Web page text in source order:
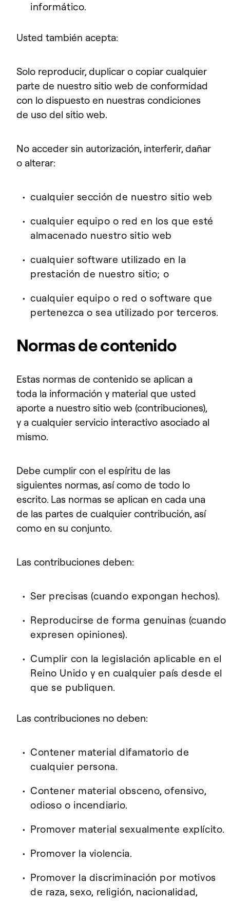
informático.
Usted también acepta:
Solo reproducir, duplicar o copiar cualquier
parte de nuestro sitio web de conformidad
con lo dispuesto en nuestras condiciones
de uso del sitio web.
No acceder sin autorización, interferir, dañar
o alterar:
cualquier sección de nuestro sitio web
cualquier equipo o red en los que esté
almacenado nuestro sitio web
cualquier software utilizado en la
prestación de nuestro sitio; o
cualquier equipo o red o software que
pertenezca o sea utilizado por terceros.
Normas de contenido
Estas normas de contenido se aplican a
toda la información y material que usted
aporte a nuestro sitio web (contribuciones),
y a cualquier servicio interactivo asociado al
mismo.
Debe cumplir con el espíritu de las
siguientes normas, así como de todo lo
escrito. Las normas se aplican en cada una
de las partes de cualquier contribución, así
como en su conjunto.
Las contribuciones deben:
Ser precisas (cuando expongan hechos).
Reproducirse de forma genuinas (cuando
expresen opiniones).
Cumplir con la legislación aplicable en el
Reino Unido y en cualquier país desde el
que se publiquen.
Las contribuciones no deben:
Contener material difamatorio de
cualquier persona.
Contener material obsceno, ofensivo,
odioso o incendiario.
Promover material sexualmente explícito.
Promover la violencia.
Promover la discriminación por motivos
de raza, sexo, religión, nacionalidad,